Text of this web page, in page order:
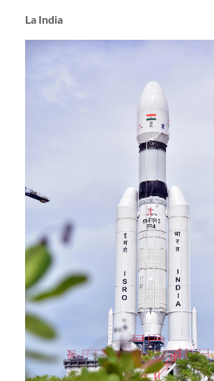
La India